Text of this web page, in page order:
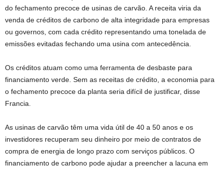
do fechamento precoce de usinas de carvão. A receita viria da
venda de créditos de carbono de alta integridade para empresas
ou governos, com cada crédito representando uma tonelada de
emissões evitadas fechando uma usina com antecedência.
Os créditos atuam como uma ferramenta de desbaste para
financiamento verde. Sem as receitas de crédito, a economia para
o fechamento precoce da planta seria difícil de justificar, disse
Francia.
As usinas de carvão têm uma vida útil de 40 a 50 anos e os
investidores recuperam seu dinheiro por meio de contratos de
compra de energia de longo prazo com serviços públicos. O
financiamento de carbono pode ajudar a preencher a lacuna em